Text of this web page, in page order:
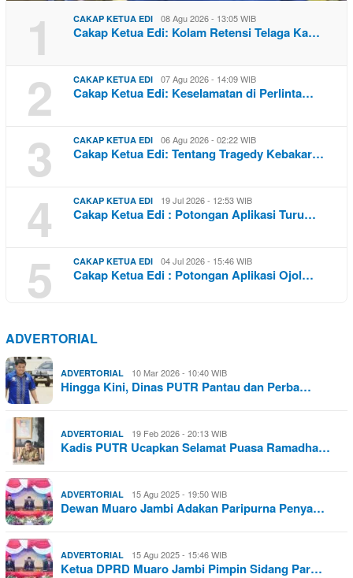
1 CAKAP KETUA EDI 08 Agu 2026 - 13:05 WIB
Cakap Ketua Edi: Kolam Retensi Telaga Ka…
2 CAKAP KETUA EDI 07 Agu 2026 - 14:09 WIB
Cakap Ketua Edi: Keselamatan di Perlinta…
3 CAKAP KETUA EDI 06 Agu 2026 - 02:22 WIB
Cakap Ketua Edi: Tentang Tragedy Kebakar…
4 CAKAP KETUA EDI 19 Jul 2026 - 12:53 WIB
Cakap Ketua Edi : Potongan Aplikasi Turu…
5 CAKAP KETUA EDI 04 Jul 2026 - 15:46 WIB
Cakap Ketua Edi : Potongan Aplikasi Ojol…
ADVERTORIAL
ADVERTORIAL 10 Mar 2026 - 10:40 WIB
Hingga Kini, Dinas PUTR Pantau dan Perba…
ADVERTORIAL 19 Feb 2026 - 20:13 WIB
Kadis PUTR Ucapkan Selamat Puasa Ramadha…
ADVERTORIAL 15 Agu 2025 - 19:50 WIB
Dewan Muaro Jambi Adakan Paripurna Penya…
ADVERTORIAL 15 Agu 2025 - 15:46 WIB
Ketua DPRD Muaro Jambi Pimpin Sidang Par…